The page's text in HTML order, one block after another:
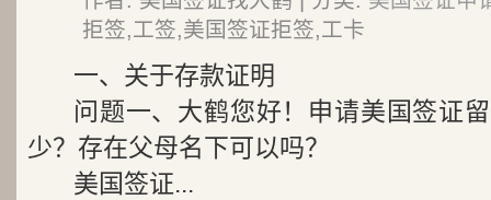
拒签,工签,美国签证拒签,工卡
一、关于存款证明
问题一、大鹤您好！申请美国签证
少？存在父母名下可以吗？
美国签证...